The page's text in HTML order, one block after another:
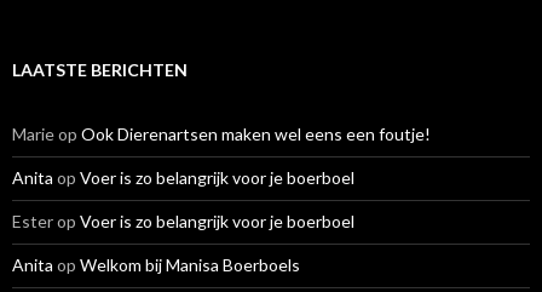
LAATSTE BERICHTEN
Marieop Ook Dierenartsen maken wel eens een foutje!
Anita op Voer is zo belangrijk voor je boerboel
Esterop Voer is zo belangrijk voor je boerboel
Anita op Welkom bij Manisa Boerboels